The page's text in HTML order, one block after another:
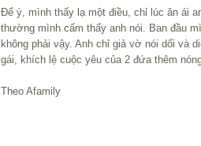
Để ý, mình thấy lạ một điều, chỉ lúc ân ái
thường mình cấm thấy anh nói. Ban đầu
không phải vậy. Anh chỉ giả vờ nói dối và
gái, khích lệ cuộc yêu của 2 đứa thêm nóng
Theo Afamily